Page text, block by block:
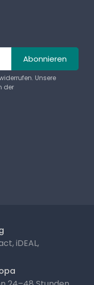
Abonnieren
Unsere
der
iDEAL,